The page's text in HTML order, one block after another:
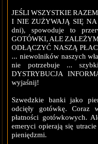
JEŚLI WSZYSTKIE
I NIE ZUŻYWAJĄ SIĘ
dni), spowoduje to
GOTÓWKI, ALE
ODŁĄCZYĆ NASZĄ
... niewolników naszych
nie potrzebuje ...
DYSTRYBUCJA
wyjaśnij!
Szwedzkie banki jako
odcięły gotówkę. Coraz
płatności gotówkowych.
emeryci opierają się
pieniędzmi.